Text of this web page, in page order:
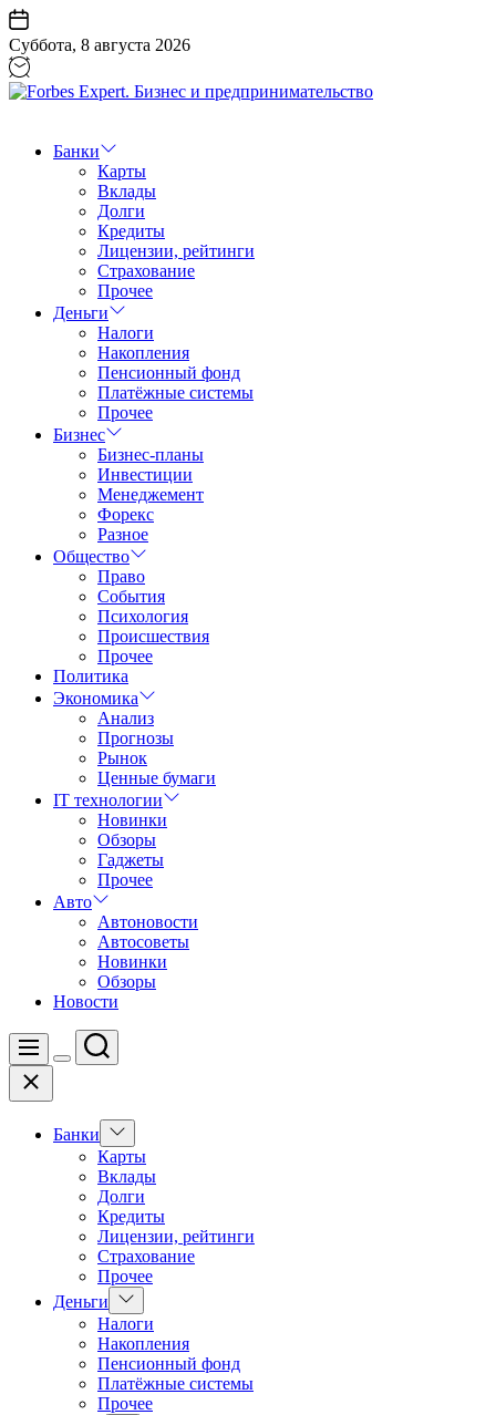
Перейти
к
содержанию
Суббота, 8 августа 2026
Бизнес
предпринимательство
Банки
Карты
Вклады
Долги
Кредиты
Лицензии, рейтинги
Страхование
Прочее
Деньги
Налоги
Накопления
Пенсионный фонд
Платёжные системы
Прочее
Бизнес
Бизнес-планы
Инвестиции
Менеджемент
Форекс
Разное
Общество
Право
События
Психология
Происшествия
Прочее
Политика
Экономика
Анализ
Прогнозы
Рынок
Ценные бумаги
IT технологии
Новинки
Обзоры
Гаджеты
Прочее
Авто
Автоновости
Автосоветы
Новинки
Обзоры
Новости
Меню
Цвет
Поиск
Закрыть
Банки
Показать
подменю
Карты
Вклады
Долги
Кредиты
Лицензии, рейтинги
Страхование
Прочее
Деньги
Показать
подменю
Налоги
Накопления
Пенсионный фонд
Платёжные системы
Прочее